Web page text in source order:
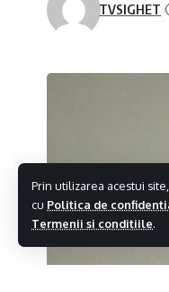
Prin utilizarea acestui
cu Politica de
Termenii si conditiile.
TVSIGHET